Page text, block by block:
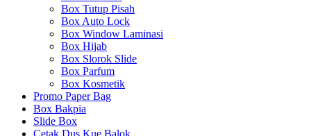
Box Tutup Pisah
Box Auto Lock
Box Window Laminasi
Box Hijab
Box Slorok Slide
Box Parfum
Box Kosmetik
Promo Paper Bag
Box Bakpia
Slide Box
Cetak Dus Kue Balok